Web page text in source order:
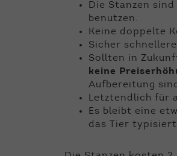
Die Stanzen
benutzen.
Keine doppelte
Sicher
Sollten in
keine
Aufbereitung
Letztendlich für
Es bleibt eine
das Tier